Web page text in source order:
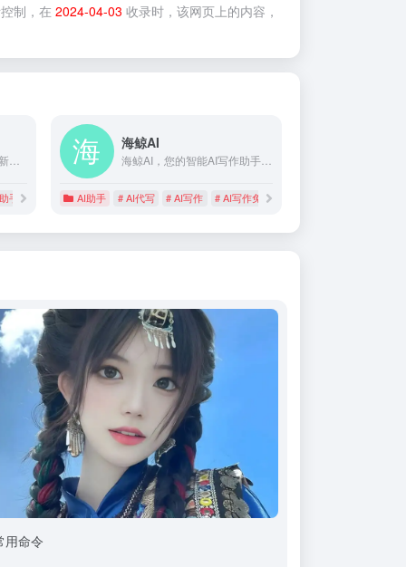
制，在 2024-04-03 收录时，该网页上的内容，
手
海鲸AI
海鲸AI，您的智能AI写作助手，提供最新的ChatGPT 4.0、AI写作、AI绘画、AI文档解析等功能，助力您的创意表达和工作效率。体验前沿的人工智能技术，开启高效智能的工作与生活方式。
AI助手 # AI代写 # AI写作 # AI写作免费
用命令